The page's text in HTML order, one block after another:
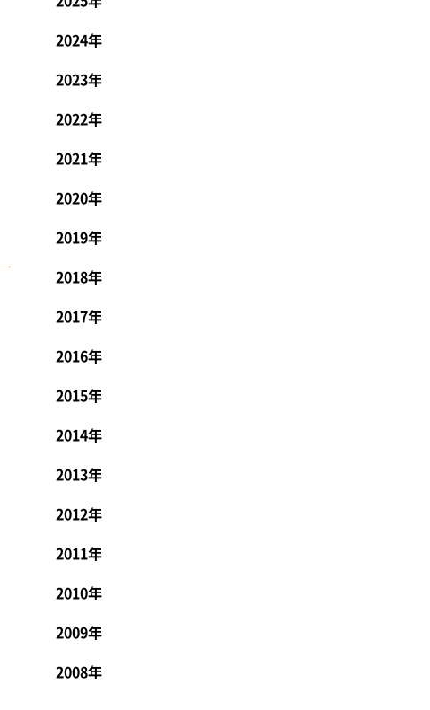
2024年
2023年
2022年
2021年
2020年
2019年
2018年
2017年
2016年
2015年
2014年
2013年
2012年
2011年
2010年
2009年
2008年